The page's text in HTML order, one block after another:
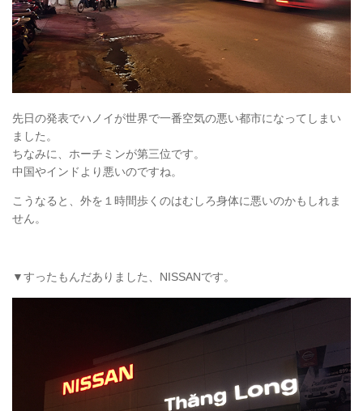
先日の発表でハノイが世界で一番空気の悪い都市になってしまい
ました。
ちなみに、ホーチミンが第三位です。
中国やインドより悪いのですね。
こうなると、外を１時間歩くのはむしろ身体に悪いのかもしれま
せん。
▼すったもんだありました、NISSANです。